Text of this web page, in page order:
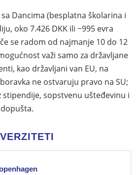
Dancima (besplatna školarina i
oko 7.426 DKK ili ~995 evra
se radom od najmanje 10 do 12
važi samo za državljane
kao državljani van EU, na
ne ostvaruju pravo na SU;
sopstvenu ušteđevinu i